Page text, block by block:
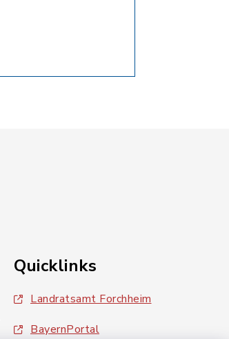
Quicklinks
Landratsamt Forchheim
BayernPortal